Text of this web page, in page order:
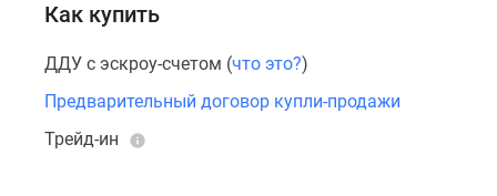
отделки
и
с
предчистовой
отделкой.
Как купить
ДДУ с эскроу-счетом (что это?)
Предварительный договор купли-продажи
Трейд-ин